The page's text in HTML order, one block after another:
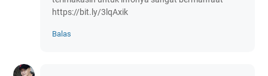
https://bit.ly/3lqAxik
Balas